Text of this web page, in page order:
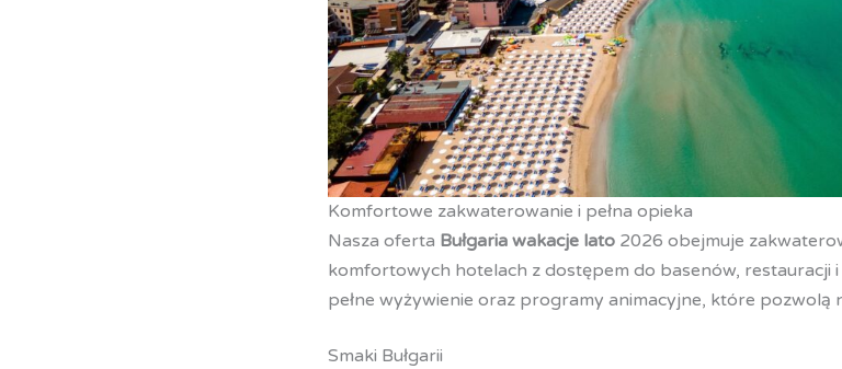
Komfortowe zakwaterowanie i pełna opieka
Nasza oferta Bułgaria wakacje lato 2026 obejmuje
komfortowych hotelach z dostępem do basenów, restauracji
pełne wyżywienie oraz programy animacyjne, które pozwolą
Smaki Bułgarii